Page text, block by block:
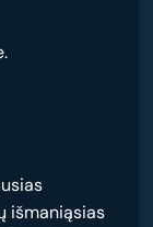
išmaniąsias